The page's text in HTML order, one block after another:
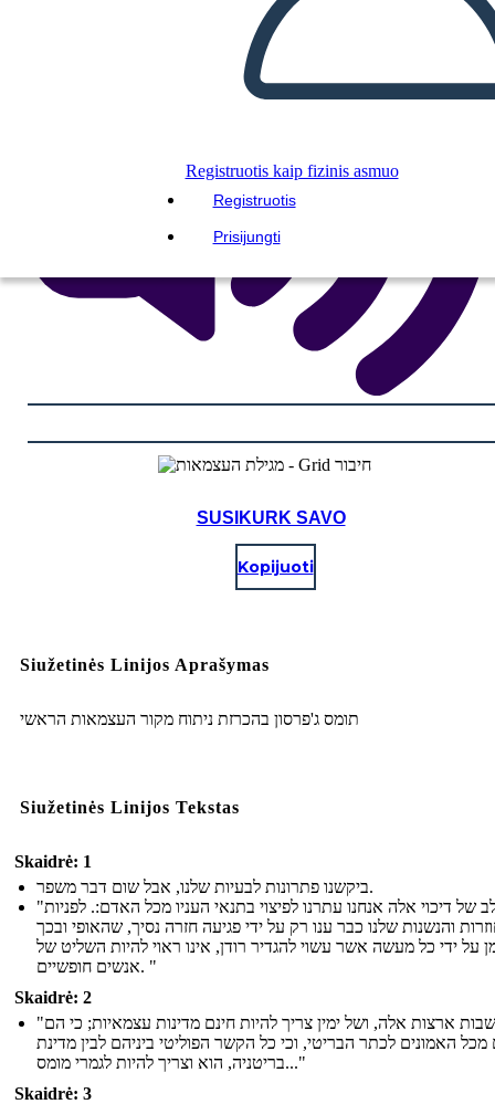
Registruotis kaip fizinis asmuo
Registruotis
Prisijungti
SUSIKURK SAVO
Kopijuoti
Siužetinės Linijos Aprašymas
תומס ג'פרסון בהכרזת ניתוח מקור העצמאות הראשי
Siužetinės Linijos Tekstas
Skaidrė: 1
ביקשנו פתרונות לבעיות שלנו, אבל שום דבר משפר.
"בכל שלב של דיכוי אלה אנחנו עתרנו לפיצוי בתנאי העניו מכל האדם:. לפניות
והנשנות שלנו כבר ענו רק על ידי פגיעה חזרה נסיך, שהאופי ובכך
על ידי כל מעשה אשר עשוי להגדיר רודן, אינו ראוי להיות השליט של
אנשים חופשיים. "
Skaidrė: 2
"כי מושבות ארצות אלה, ושל ימין צריך להיות חינם מדינות עצמאיות; כי הם
מכל האמונים לכתר הבריטי, וכי כל הקשר הפוליטי ביניהם לבין מדינת
בריטניה, הוא וצריך להיות לגמרי מומס..."
Skaidrė: 3